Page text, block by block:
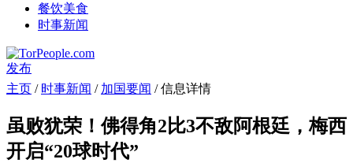
餐饮美食
时事新闻
发布
主页 / 时事新闻 / 加国要闻 / 信息详情
虽败犹荣！佛得角2比3不敌阿根廷，梅西
开启“20球时代”